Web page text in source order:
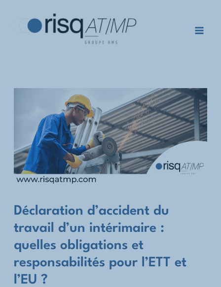
Déclaration d’accident du
travail d’un intérimaire :
quelles obligations et
responsabilités pour l’ETT et
l’EU ?